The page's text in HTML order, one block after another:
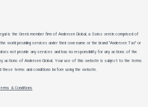
is the Greek member firm of Andersen Global, a Swiss verein comprised of
world providing services under their own name or the brand "Andersen Tax" or
does not provide any services and has no responsibility for any actions of the
actions of Andersen Global. Your use of this website is subject to the terms
these terms and conditions before using the website.
& Conditions